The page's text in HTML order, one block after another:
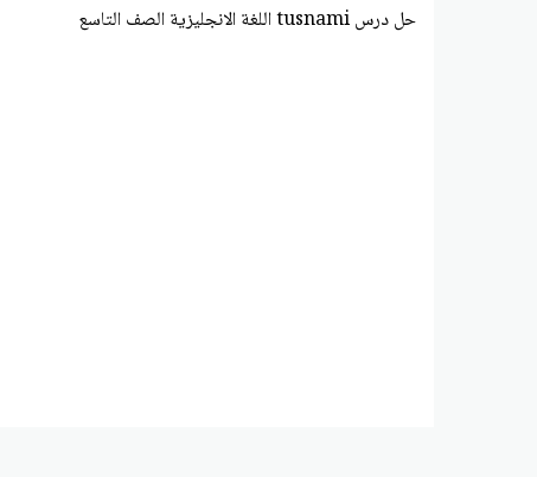
حل درس tusnami اللغة الانجليزية الصف التاسع